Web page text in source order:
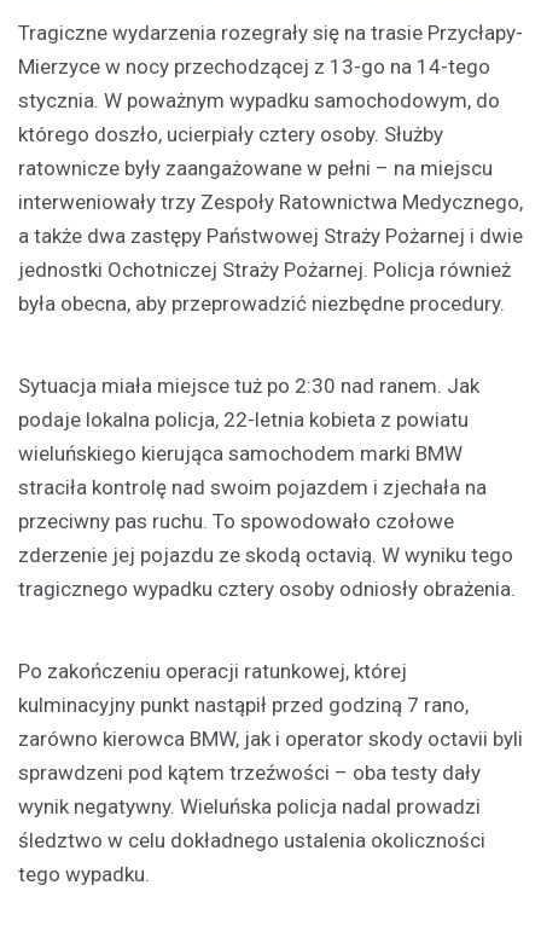
Tragiczne wydarzenia rozegrały się na trasie Przycłapy-
Mierzyce w nocy przechodzącej z 13-go na 14-tego
stycznia. W poważnym wypadku samochodowym, do
którego doszło, ucierpiały cztery osoby. Służby
ratownicze były zaangażowane w pełni – na miejscu
interweniowały trzy Zespoły Ratownictwa Medycznego,
a także dwa zastępy Państwowej Straży Pożarnej i dwie
jednostki Ochotniczej Straży Pożarnej. Policja również
była obecna, aby przeprowadzić niezbędne procedury.
Sytuacja miała miejsce tuż po 2:30 nad ranem. Jak
podaje lokalna policja, 22-letnia kobieta z powiatu
wieluńskiego kierująca samochodem marki BMW
straciła kontrolę nad swoim pojazdem i zjechała na
przeciwny pas ruchu. To spowodowało czołowe
zderzenie jej pojazdu ze skodą octavią. W wyniku tego
tragicznego wypadku cztery osoby odniosły obrażenia.
Po zakończeniu operacji ratunkowej, której
kulminacyjny punkt nastąpił przed godziną 7 rano,
zarówno kierowca BMW, jak i operator skody octavii byli
sprawdzeni pod kątem trzeźwości – oba testy dały
wynik negatywny. Wieluńska policja nadal prowadzi
śledztwo w celu dokładnego ustalenia okoliczności
tego wypadku.